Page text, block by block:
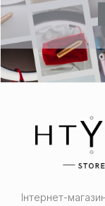
Інтернет-